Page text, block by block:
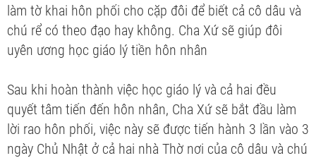
làm tờ khai hôn phối cho cặp đôi để biết cả cô dâu và
chú rể có theo đạo hay không. Cha Xứ sẽ giúp đôi
uyên ương học giáo lý tiền hôn nhân
Sau khi hoàn thành việc học giáo lý và cả hai đều
quyết tâm tiến đến hôn nhân, Cha Xứ sẽ bắt đầu làm
lời rao hôn phối, việc này sẽ được tiến hành 3 lần vào 3
ngày Chủ Nhật ở cả hai nhà Thờ nơi của cô dâu và chú